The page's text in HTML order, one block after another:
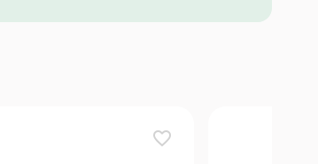
favorite_border